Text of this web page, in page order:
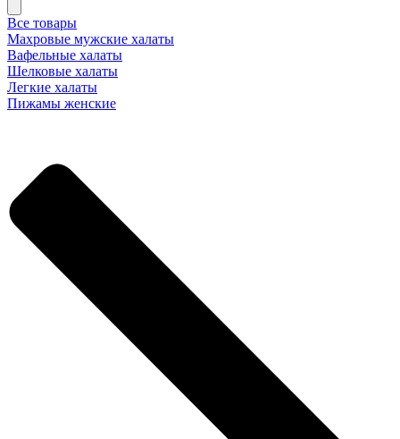
Все товары
Махровые мужские халаты
Вафельные халаты
Шелковые халаты
Легкие халаты
Пижамы женские